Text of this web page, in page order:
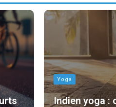
Yoga
Indien yoga :